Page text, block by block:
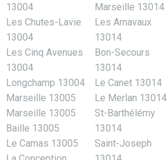
13004
Les Chutes-Lavie
13004
Les Cinq Avenues
13004
Longchamp 13004
Marseille 13005
Marseille 13005
Baille 13005
Le Camas 13005
Marseille 13014
Les Arnavaux
13014
Bon-Secours
13014
Le Canet 13014
Le Merlan 13014
St-Barthélémy
13014
Saint-Joseph